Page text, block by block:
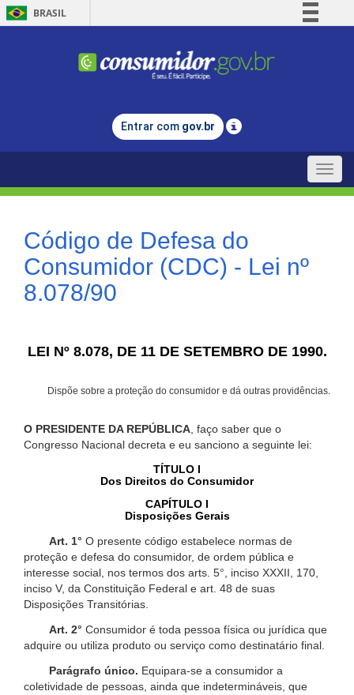
BRASIL
Comunica BR
Legislação
Entrar com gov.br
Toggle
Código de Defesa do
Consumidor (CDC) - Lei nº
8.078/90
LEI Nº 8.078, DE 11 DE SETEMBRO DE 1990.
Dispõe sobre a proteção do consumidor e dá outras providências.
O PRESIDENTE DA REPÚBLICA , faço saber que o
Congresso Nacional decreta e eu sanciono a seguinte lei:
TÍTULO I
Dos Direitos do Consumidor
CAPÍTULO I
Disposições Gerais
Art. 1° O presente código estabelece normas de
proteção e defesa do consumidor, de ordem pública e
interesse social, nos termos dos arts. 5°, inciso XXXII, 170,
inciso V, da Constituição Federal e art. 48 de suas
Disposições Transitórias.
Art. 2° Consumidor é toda pessoa física ou jurídica que
adquire ou utiliza produto ou serviço como destinatário final.
Parágrafo único. Equipara-se a consumidor a
coletividade de pessoas, ainda que indetermináveis, que